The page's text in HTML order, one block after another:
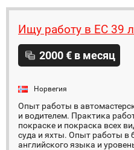
Ищу работу в ЕС 39
2000 € в месяц
Норвегия
Опыт работы в
и водителем. Практика
покраске и покраска всех
суда и яхты. Опыт работы в
английского языка и